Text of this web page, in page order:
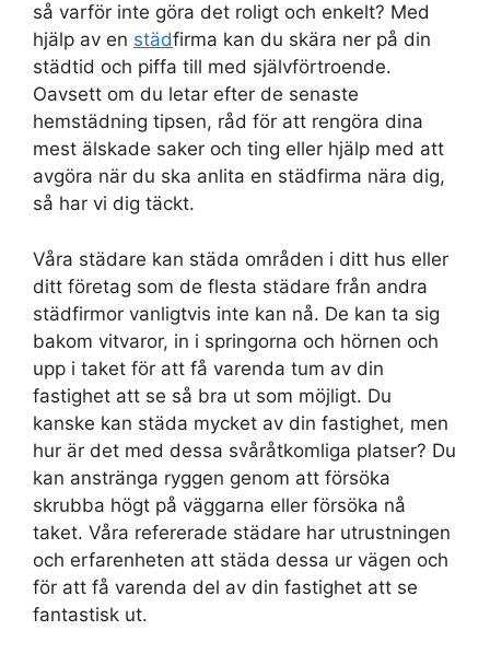
så varför inte göra det roligt och enkelt? Med
hjälp av en städfirma kan du skära ner på din
städtid och piffa till med självförtroende.
Oavsett om du letar efter de senaste
hemstädning tipsen, råd för att rengöra dina
mest älskade saker och ting eller hjälp med att
avgöra när du ska anlita en städfirma nära dig,
så har vi dig täckt.
Våra städare kan städa områden i ditt hus eller
ditt företag som de flesta städare från andra
städfirmor vanligtvis inte kan nå. De kan ta sig
bakom vitvaror, in i springorna och hörnen och
upp i taket för att få varenda tum av din
fastighet att se så bra ut som möjligt. Du
kanske kan städa mycket av din fastighet, men
hur är det med dessa svåråtkomliga platser? Du
kan anstränga ryggen genom att försöka
skrubba högt på väggarna eller försöka nå
taket. Våra refererade städare har utrustningen
och erfarenheten att städa dessa ur vägen och
för att få varenda del av din fastighet att se
fantastisk ut.